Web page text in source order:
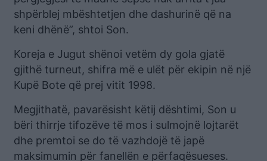
shpërblej mbështetjen dhe dashurinë që na
keni dhënë”, shtoi Son.
Koreja e Jugut shënoi vetëm dy gola gjatë
gjithë turneut, shifra më e ulët për ekipin në një
Kupë Bote që prej vitit 1998.
Megjithatë, pavarësisht këtij dështimi, Son u
bëri thirrje tifozëve të mos i sulmojnë lojtarët
dhe premtoi se do të vazhdojë të japë
maksimumin për fanellën e përfaqësueses.